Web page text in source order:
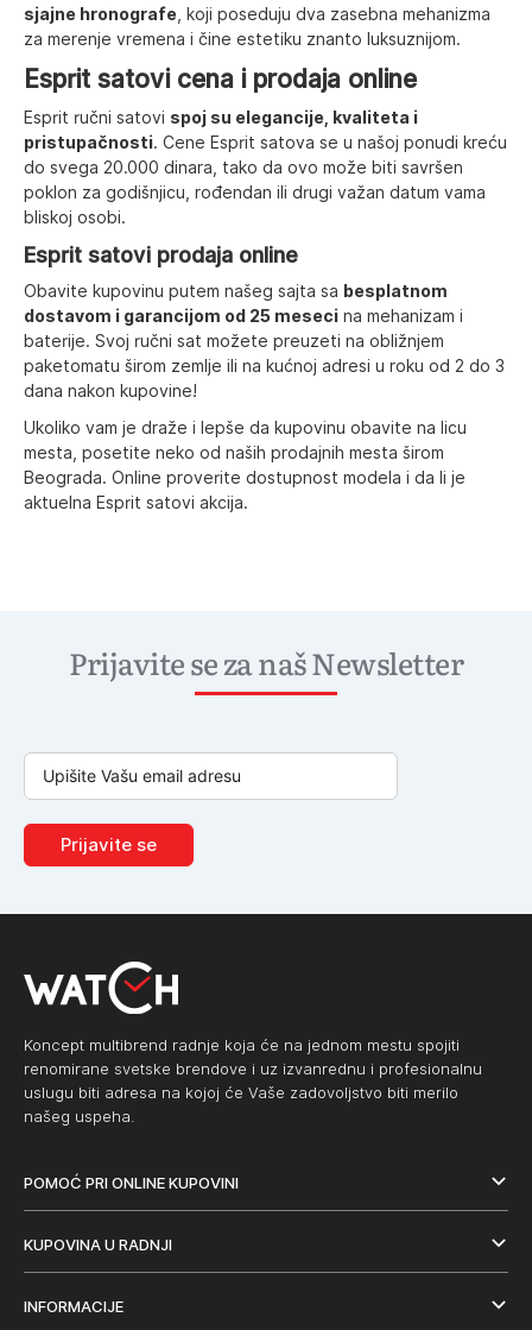
sjajne hronografe , koji poseduju dva zasebna mehanizma
za merenje vremena i čine estetiku znanto luksuznijom.
Esprit satovi cena i prodaja online
Esprit ručni satovi spoj su elegancije, kvaliteta i
pristupačnosti. Cene Esprit satova se u našoj ponudi kreću
do svega 20.000 dinara, tako da ovo može biti savršen
poklon za godišnjicu, rođendan ili drugi važan datum vama
bliskoj osobi.
Esprit satovi prodaja online
Obavite kupovinu putem našeg sajta sa besplatnom
dostavom i garancijom od 25 meseci na mehanizam i
baterije. Svoj ručni sat možete preuzeti na obližnjem
paketomatu širom zemlje ili na kućnoj adresi u roku od 2 do 3
dana nakon kupovine!
Ukoliko vam je draže i lepše da kupovinu obavite na licu
mesta, posetite neko od naših prodajnih mesta širom
Beograda. Online proverite dostupnost modela i da li je
aktuelna Esprit satovi akcija.
Prijavite se za naš Newsletter
Prijavite se
Koncept multibrend radnje koja će na jednom mestu spojiti
renomirane svetske brendove i uz izvanrednu i profesionalnu
uslugu biti adresa na kojoj će Vaše zadovoljstvo biti merilo
našeg uspeha.
POMOĆ PRI ONLINE KUPOVINI
KUPOVINA U RADNJI
INFORMACIJE